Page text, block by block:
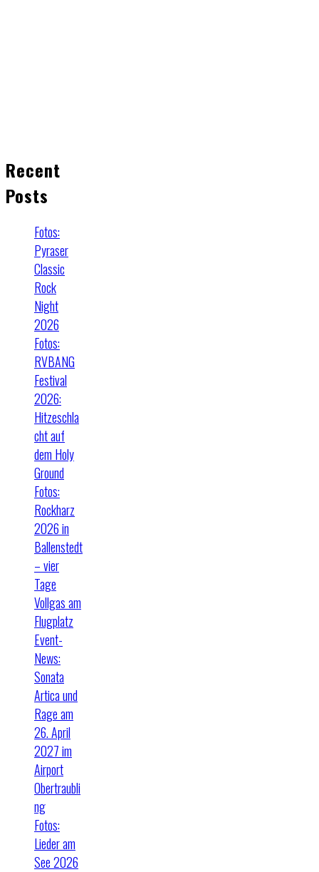
Recent
Posts
Fotos:
Pyraser
Classic
Rock
Night
2026
Fotos:
RVBANG
Festival
2026:
Hitzeschla
cht auf
dem Holy
Ground
Fotos:
Rockharz
2026 in
Ballenstedt
– vier
Tage
Vollgas am
Flugplatz
Event-
News:
Sonata
Artica und
Rage am
26. April
2027 im
Airport
Obertraubli
ng
Fotos:
Lieder am
See 2026